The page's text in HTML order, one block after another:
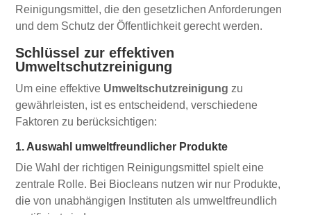
Reinigungsmittel, die den gesetzlichen Anforderungen
und dem Schutz der Öffentlichkeit gerecht werden.
Schlüssel zur effektiven
Umweltschutzreinigung
Um eine effektive Umweltschutzreinigung zu
gewährleisten, ist es entscheidend, verschiedene
Faktoren zu berücksichtigen:
1. Auswahl umweltfreundlicher Produkte
Die Wahl der richtigen Reinigungsmittel spielt eine
zentrale Rolle. Bei Biocleans nutzen wir nur Produkte,
die von unabhängigen Instituten als umweltfreundlich